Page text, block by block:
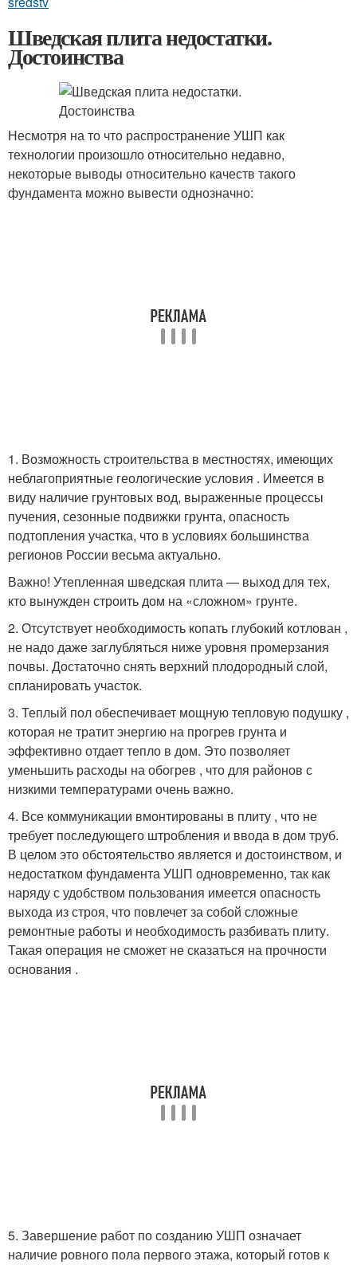
Шведская плита недостатки.
Достоинства
Несмотря на то что распространение УШП как
технологии произошло относительно недавно,
некоторые выводы относительно качеств такого
фундамента можно вывести однозначно:
1. Возможность строительства в местностях, имеющих
неблагоприятные геологические условия . Имеется в
виду наличие грунтовых вод, выраженные процессы
пучения, сезонные подвижки грунта, опасность
подтопления участка, что в условиях большинства
регионов России весьма актуально.
Важно! Утепленная шведская плита — выход для тех,
кто вынужден строить дом на «сложном» грунте.
2. Отсутствует необходимость копать глубокий котлован ,
не надо даже заглубляться ниже уровня промерзания
почвы. Достаточно снять верхний плодородный слой,
спланировать участок.
3. Теплый пол обеспечивает мощную тепловую подушку ,
которая не тратит энергию на прогрев грунта и
эффективно отдает тепло в дом. Это позволяет
уменьшить расходы на обогрев , что для районов с
низкими температурами очень важно.
4. Все коммуникации вмонтированы в плиту , что не
требует последующего штробления и ввода в дом труб.
В целом это обстоятельство является и достоинством, и
недостатком фундамента УШП одновременно, так как
наряду с удобством пользования имеется опасность
выхода из строя, что повлечет за собой сложные
ремонтные работы и необходимость разбивать плиту.
Такая операция не сможет не сказаться на прочности
основания .
5. Завершение работ по созданию УШП означает
наличие ровного пола первого этажа, который готов к